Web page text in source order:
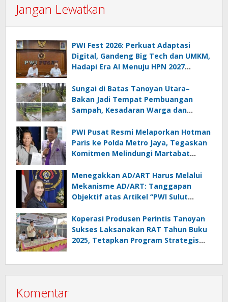
Jangan Lewatkan
PWI Fest 2026: Perkuat Adaptasi
Digital, Gandeng Big Tech dan UMKM,
Hadapi Era AI Menuju HPN 2027
Sungai di Batas Tanoyan Utara–
Bakan Jadi Tempat Pembuangan
Sampah, Kesadaran Warga dan
PWI Pusat Resmi Melaporkan Hotman
Paris ke Polda Metro Jaya, Tegaskan
Komitmen Melindungi Martabat
Menegakkan AD/ART Harus Melalui
Mekanisme AD/ART: Tanggapan
Objektif atas Artikel “PWI Sulut
Melanggar Aturan”
Koperasi Produsen Perintis Tanoyan
Sukses Laksanakan RAT Tahun Buku
2025, Tetapkan Program Strategis
Komentar